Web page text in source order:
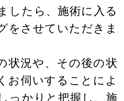
したら、施術に入る
をさせていただきま
状況や、その後の状
お伺いすることによ
っかりと把握し、施